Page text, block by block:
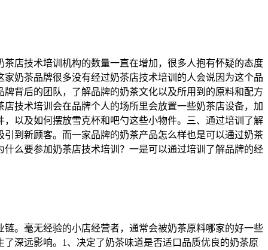
店技术培训机构的数量一直在增加，很多人抱有怀疑的态度
奶茶品牌很多没有经过奶茶店技术培训的人会说因为这个品
背后的团队，了解品牌的奶茶文化以及所用到的原料和配方
技术培训会在品牌个人的场所里会放置一些奶茶店设备，加
以及如何摆放雪克杯和吧勺这些小物件。三、通过培训了解
到新顾客。而一家品牌的奶茶产品怎么样也是可以通过奶茶
么要参加奶茶店技术培训？一是可以通过培训了解品牌的经
。毫无经验的小店经营者，通常会被奶茶原料哪家的好一些
深远影响。1、决定了奶茶味道是否适口品质优良的奶茶原